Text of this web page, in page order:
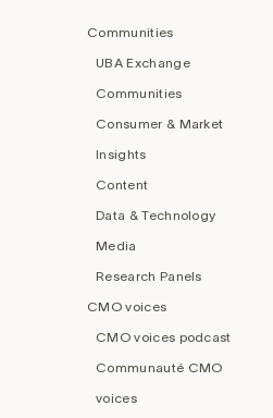
Communities
UBA Exchange
Communities
Consumer & Market
Insights
Content
Data & Technology
Media
Research Panels
CMO voices
CMO voices podcast
Communauté CMO
voices